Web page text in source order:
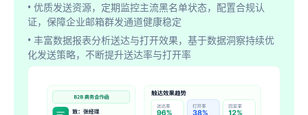
• 优质发送资源，定期监控主流黑名单状态，配置合规认
证，保障企业邮箱群发通道健康稳定
• 丰富数据报表分析送达与打开效果，基于数据洞察持续优
化发送策略，不断提升送达率与打开率